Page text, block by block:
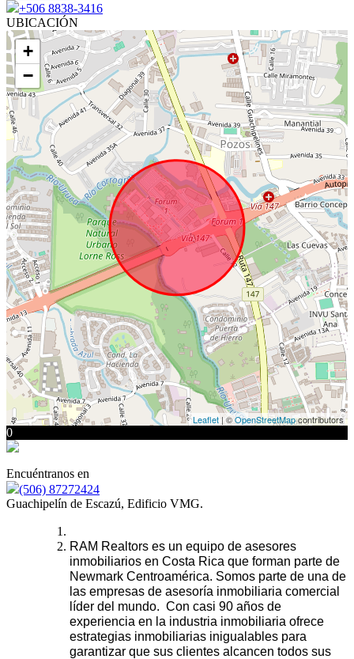
+506 8838-3416
UBICACIÓN
+
−
Leaflet | ©OpenStreetMapcontributors
0
Encuéntranos en
(506) 87272424
Guachipelín de Escazú, Edificio VMG.
RAM Realtors es un equipo de asesores
inmobiliarios en Costa Rica que forman parte de
Newmark Centroamérica. Somos parte de una de
las empresas de asesoría inmobiliaria comercial
líder del mundo. Con casi 90 años de
experiencia en la industria inmobiliaria ofrece
estrategias inmobiliarias inigualables para
garantizar que sus clientes alcancen todos sus